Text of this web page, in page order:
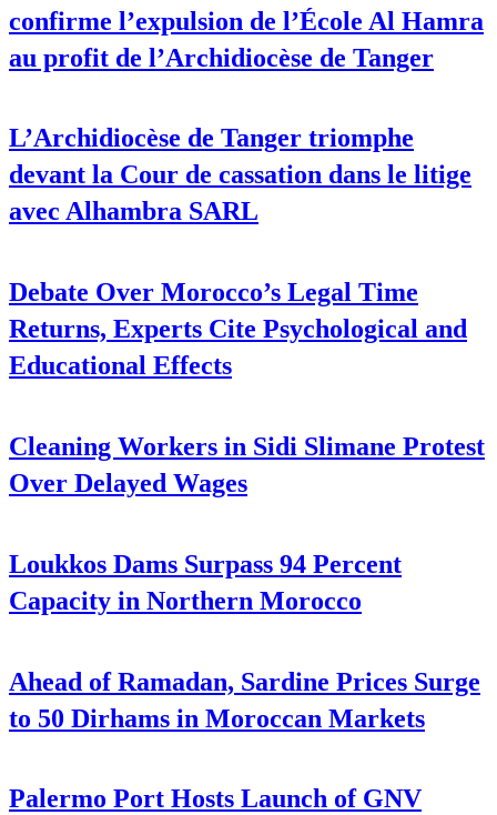
confirme l’expulsion de l’École Al Hamra
au profit de l’Archidiocèse de Tanger
L’Archidiocèse de Tanger triomphe
devant la Cour de cassation dans le litige
avec Alhambra SARL
Debate Over Morocco’s Legal Time
Returns, Experts Cite Psychological and
Educational Effects
Cleaning Workers in Sidi Slimane Protest
Over Delayed Wages
Loukkos Dams Surpass 94 Percent
Capacity in Northern Morocco
Ahead of Ramadan, Sardine Prices Surge
to 50 Dirhams in Moroccan Markets
Palermo Port Hosts Launch of GNV